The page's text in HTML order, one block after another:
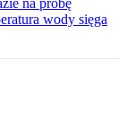
na próbę
wody sięga